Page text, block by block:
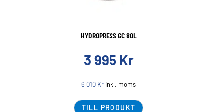
HYDROPRESS GC 80L
3 995 Kr
6 010Kr inkl. moms
TILL PRODUKT